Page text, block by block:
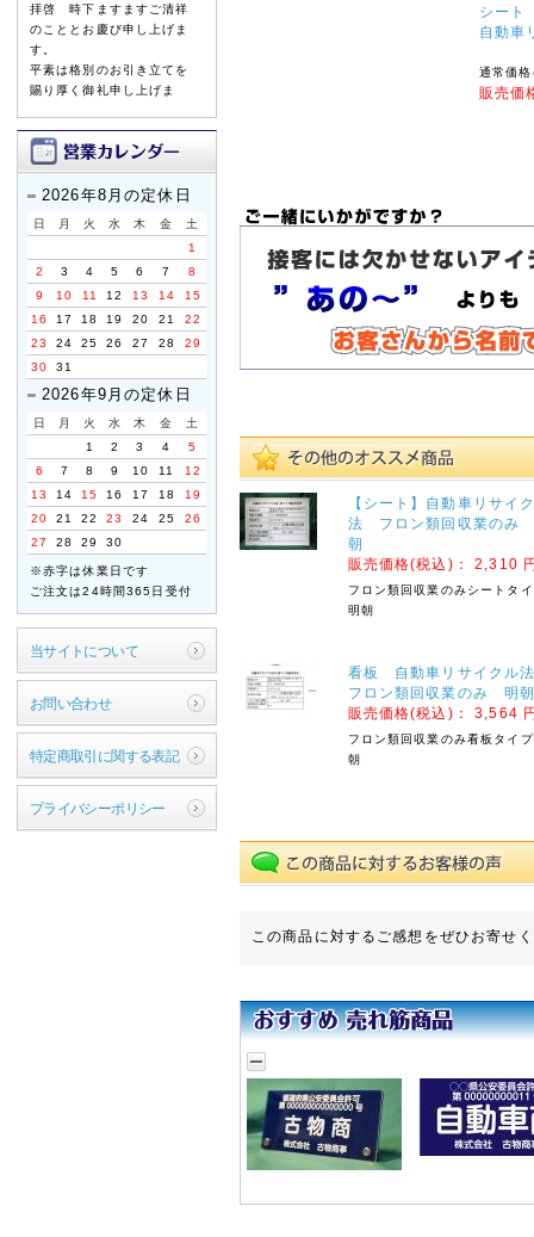
拝啓 時下ますますご清祥
のこととお慶び申し上げま
す。
平素は格別のお引き立てを
賜り厚く御礼申し上げま
誠に勝手ながら、以下の期
間を休業とさせていただき
ます。
【休暇期間】
2026年8月8日(土) ～ 8
月16日(日)
【お盆期間前発送、最終注
文受付日】
2026年8月3日(月)
※お支払手続きも同日中に
お願い致します。
休業期間中にお問い合わせ
いただきました件に関して
は、8月17日より順次ご対
応・発送をさせていただき
ます。
ご迷惑をお掛けいたします
が、何卒ご了承くださいま
すよう宜しくお願い申し上
げます。
敬具
2026年04月21日
【ご案内】ゴールデン
ウィーク休業のお知ら
せ
のこととお慶び申し上げま
2026年8月の定休日
日 月 火 水 木 金
土
1
2
3 4 5 6 7
8
9
10 11 12 13 14
15
16
17 18 19 20 21
22
23
24 25 26 27 28
29
30
31
2026年9月の定休日
日 月 火 水 木 金
土
1
2 3 4
5
6
7 8 9 10 11
12
13
14 15 16 17 18
19
20
21 22 23 24 25
26
27
28 29 30
※赤字は休業日です
ご注文は24時間365日受付
当サイトについて
お問い合わせ
特定商取引に関する表記
プライバシーポリシー
シー
自動車
通常価
販売価
【シート】自動車リサイ
法 フロン類回収業のみ
朝
販売価格(税込)：
2,310
フロン類回収業のみシートタ
明朝
看板 自動車リサイク
フロン類回収業のみ 明
販売価格(税込)：
3,564
フロン類回収業のみ看板タイ
朝
この商品に対するご感想をぜひお寄せ